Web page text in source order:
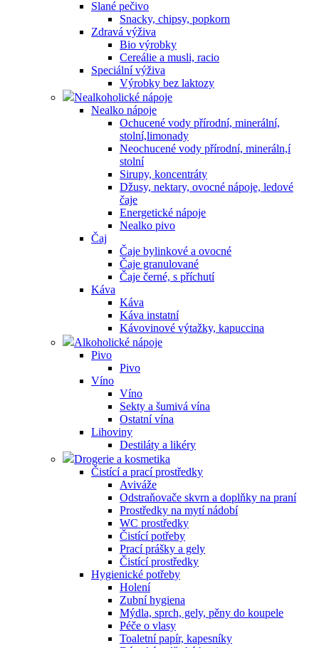
Slané pečivo
Snacky, chipsy, popkorn
Zdravá výživa
Bio výrobky
Cereálie a musli, racio
Speciální výživa
Výrobky bez laktozy
Nealkoholické nápoje
Nealko nápoje
Ochucené vody přírodní, minerální,
stolní,limonady
Neochucené vody přírodní, mineráln,í
stolní
Sirupy, koncentráty
Džusy, nektary, ovocné nápoje, ledové
čaje
Energetické nápoje
Nealko pivo
Čaj
Čaje bylinkové a ovocné
Čaje granulované
Čaje černé, s příchutí
Káva
Káva
Káva instatní
Kávovinové výtažky, kapuccina
Alkoholické nápoje
Pivo
Pivo
Víno
Víno
Sekty a šumivá vína
Ostatní vína
Lihoviny
Destiláty a likéry
Drogerie a kosmetika
Čistící a prací prostředky
Aviváže
Odstraňovače skvrn a doplňky na praní
Prostředky na mytí nádobí
WC prostředky
Čistící potřeby
Prací prášky a gely
Čistící prostředky
Hygienické potřeby
Holení
Zubní hygiena
Mýdla, sprch, gely, pěny do koupele
Péče o vlasy
Toaletní papír, kapesníky